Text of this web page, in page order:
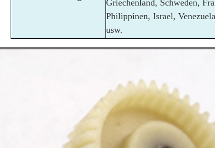
Griechenland, Schweden,
Philippinen, Israel,
usw.